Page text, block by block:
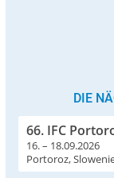
DIE
66. IFC
16. – 18.09.2026
Portoroz,